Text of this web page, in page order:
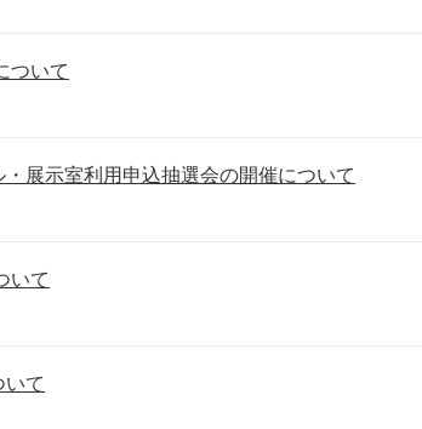
ついて
展示室利用申込抽選会の開催について
いて
て